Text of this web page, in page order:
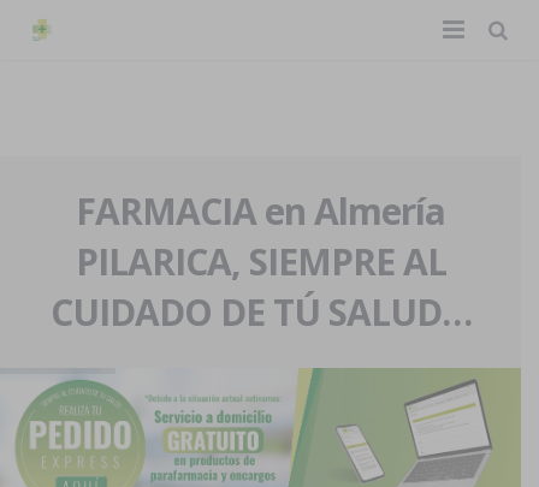
La farmacia
Nuestra historia
Nuestro equipo
Eventos
Servicios y reservas
Pedidos express
Blog
Contacto
FARMACIA en Almería
PILARICA, SIEMPRE AL
CUIDADO DE TÚ SALUD…